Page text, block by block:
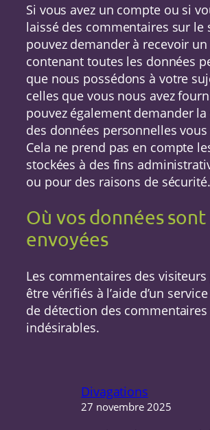
Si vous avez un compte ou si
laissé des commentaires sur le
pouvez demander à recevoir
contenant toutes les données
que nous possédons à votre
celles que vous nous avez
pouvez également demander
des données personnelles
Cela ne prend pas en compte
stockées à des fins
ou pour des raisons de sécurité.
Où vos données sont
envoyées
Les commentaires des
être vérifiés à l’aide d’un
de détection des commentaires
indésirables.
Divagations
27 novembre 2025